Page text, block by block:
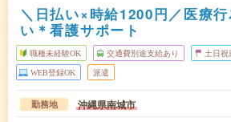
＼日払い×時給1200円／医療
い＊看護サポート
職種未経験OK 交通費別途支給あり 土日祝
WEB登録OK 派遣
勤務地 沖縄県南城市